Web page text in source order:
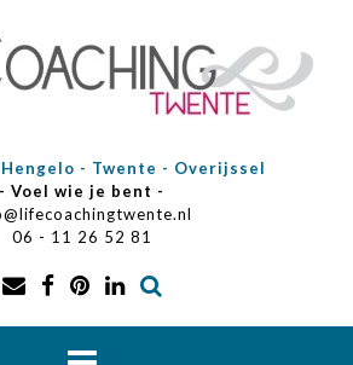
- Twente - Overijssel
- Voel wie je bent -
06 - 11 26 52 81